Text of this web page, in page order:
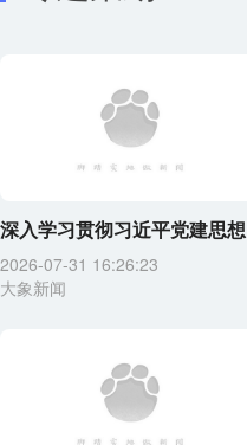
深入学习贯彻习近平党建思想
2026-07-31 16:26:23
大象新闻